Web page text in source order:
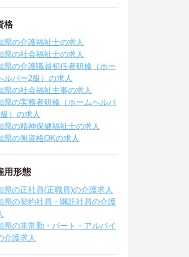
格
県の介護福祉士の求人
県の社会福祉士の求人
県の介護職員初任者研修（ホー
ルパー2級）の求人
県の社会福祉主事の求人
県の実務者研修（ホームヘルパ
）の求人
県の精神保健福祉士の求人
県の無資格OKの求人
用形態
県の正社員(正職員)の介護求人
県の契約社員・嘱託社員の介護
県の非常勤・パート・アルバイ
介護求人